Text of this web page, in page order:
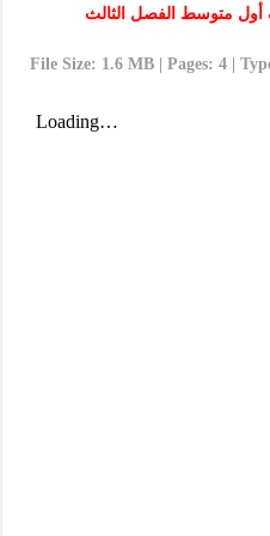
أول متوسط الفصل الثالث
File Size: 1.6 MB | Pages: 4 |